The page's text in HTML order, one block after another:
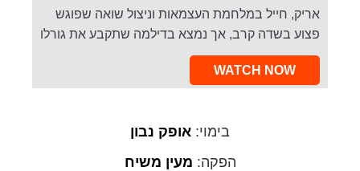
אריק, חייל במלחמת העצמאות וניצול שואה שפוגש
פצוע בשדה קרב, אך נמצא בדילמה שתקבע את גורלו
WATCH NOW
בימוי: אופק נבון
הפקה: מעין משיח